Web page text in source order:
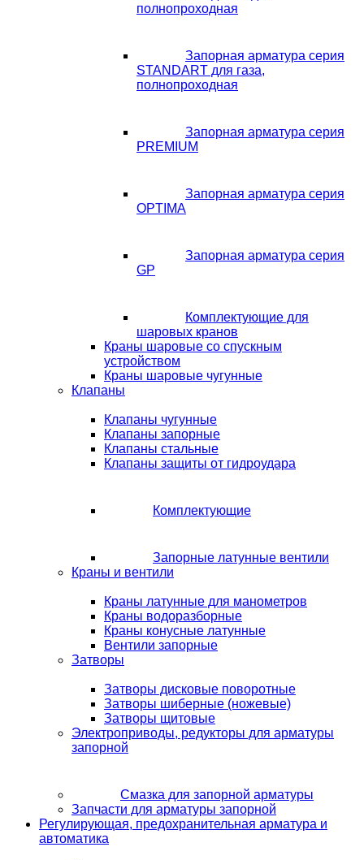
полнопроходная
Запорная арматура серия
STANDART для газа,
полнопроходная
Запорная арматура серия
PREMIUM
Запорная арматура серия
OPTIMA
Запорная арматура серия
GP
Комплектующие для
шаровых кранов
Краны шаровые со спускным
устройством
Краны шаровые чугунные
Клапаны
Клапаны чугунные
Клапаны запорные
Клапаны стальные
Клапаны защиты от гидроудара
Комплектующие
Запорные латунные вентили
Краны и вентили
Краны латунные для манометров
Краны водоразборные
Краны конусные латунные
Вентили запорные
Затворы
Затворы дисковые поворотные
Затворы шиберные (ножевые)
Затворы щитовые
Электроприводы, редукторы для арматуры
запорной
Смазка для запорной арматуры
Запчасти для арматуры запорной
Регулирующая, предохранительная арматура и
автоматика